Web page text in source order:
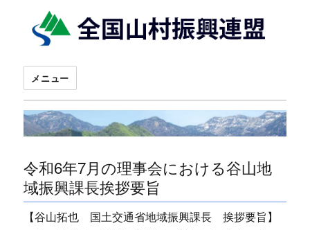
メニュー
令和6年7月の理事会における谷山地
域振興課長挨拶要旨
【谷山拓也 国土交通省地域振興課長 挨拶要旨】